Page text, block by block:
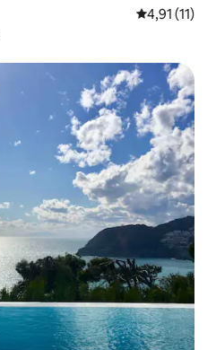
4,91 de uma
4,91 (11)